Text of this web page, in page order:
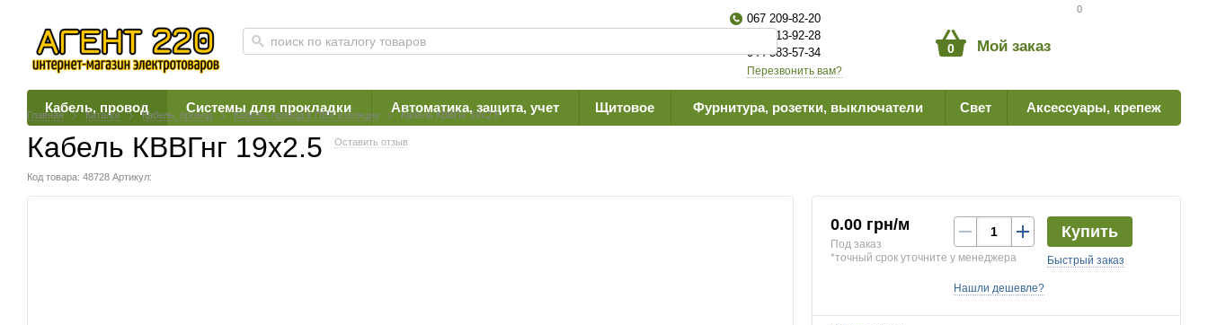
0
067 209-82-20
063 613-92-28
044 383-57-34
Перезвонить вам?
0 Мой заказ
Кабель, провод Системы для прокладки Автоматика, защита, учет Щитовое Фурнитура, розетки, выключатели Свет Аксессуары, крепеж
Главная Каталог Кабель, провод Кабель, провод в ПВХ изоляции Кабель КВВГнг 19х2.5
Кабель КВВГнг 19х2.5 Оставить отзыв
Код товара: 48728 Артикул:
0.00 грн/м
Под заказ
*точный срок уточните у менеджера
Купить
Быстрый заказ
Нашли дешевле?